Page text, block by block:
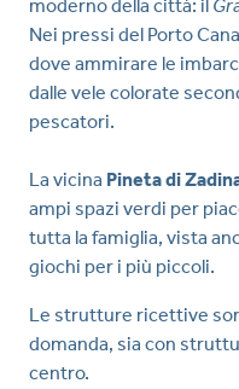
moderno della città: il
Nei pressi del Porto
dove ammirare le
dalle vele colorate
pescatori.
La vicina Pineta di
ampi spazi verdi per
tutta la famiglia, vista
giochi per i più piccoli.
Le strutture ricettive
domanda, sia con
centro.